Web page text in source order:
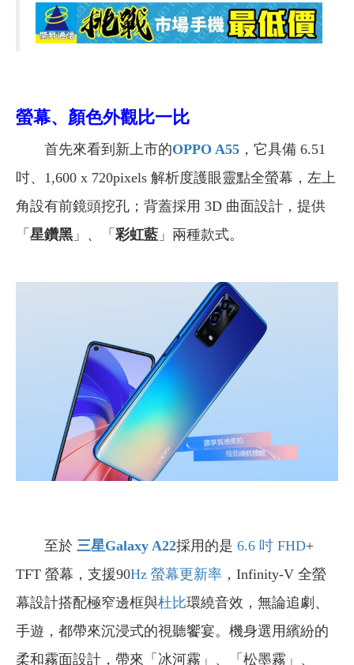
螢幕、顏色外觀比一比
首先來看到新上市的OPPO A55 ，它具備 6.51
吋、1,600 x 720pixels 解析度護眼靈點全螢幕，左上
角設有前鏡頭挖孔；背蓋採用 3D 曲面設計，提供
「 星鑽黑 」、「 彩虹藍 」兩種款式。
至於 三星Galaxy A22採用的是 6.6 吋 FHD+
TFT 螢幕，支援90Hz 螢幕更新率 ，Infinity-V 全螢
幕設計搭配極窄邊框與杜比環繞音效，無論追劇、
手遊，都帶來沉浸式的視聽饗宴。機身選用繽紛的
柔和霧面設計，帶來「冰河霧」、「松墨霧」、